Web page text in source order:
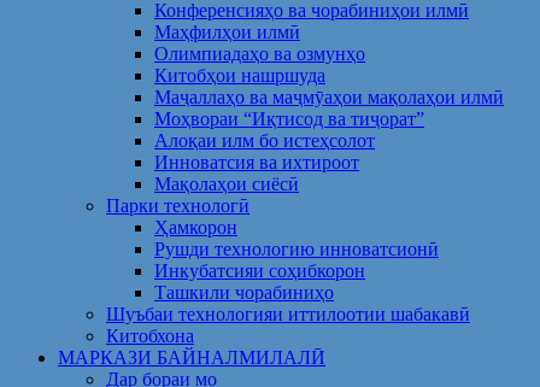
Конференсияҳо ва чорабиниҳои илмӣ
Маҳфилҳои илмӣ
Олимпиадаҳо ва озмунҳо
Китобҳои нашршуда
Маҷаллаҳо ва маҷмӯаҳои мақолаҳои илмӣ
Моҳвораи “Иқтисод ва тиҷорат”
Алоқаи илм бо истеҳсолот
Инноватсия ва ихтироот
Мақолаҳои сиёсӣ
Парки технологӣ
Ҳамкорон
Рушди технологию инноватсионӣ
Инкубатсияи соҳибкорон
Ташкили чорабиниҳо
Шуъбаи технологияи иттилоотии шабакавӣ
Китобхона
МАРКАЗИ БАЙНАЛМИЛАЛӢ
Дар бораи мо